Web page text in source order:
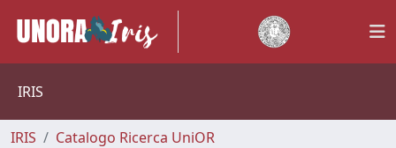
IRIS
IRIS
Catalogo Ricerca UniOR